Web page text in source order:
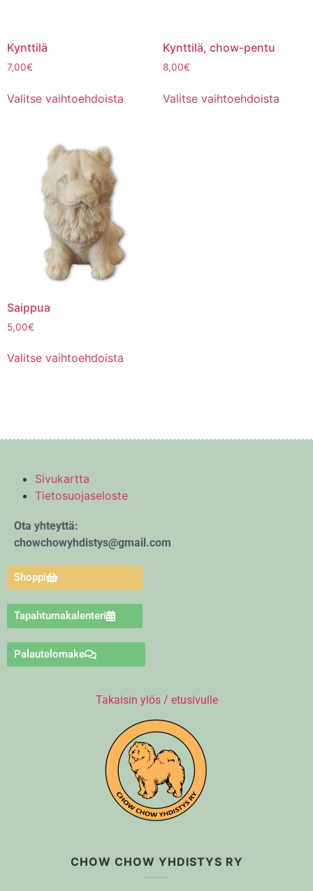
Kynttilä
7,00€
Valitse vaihtoehdoista
Kynttilä, chow-pentu
8,00€
Valitse vaihtoehdoista
Saippua
5,00€
Valitse vaihtoehdoista
Sivukartta
Tietosuojaseloste
Ota yhteyttä:
chowchowyhdistys@gmail.com
Shoppi
Tapahtumakalenteri
Palautelomake
Takaisin ylös / etusivulle
CHOW CHOW YHDISTYS RY